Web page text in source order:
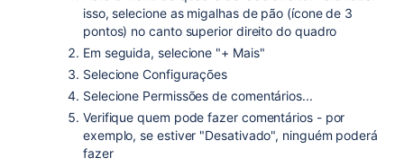
isso, selecione as migalhas de pão (ícone de 3
pontos) no canto superior direito do quadro
Em seguida, selecione "+ Mais"
Selecione Configurações
Selecione Permissões de comentários...
Verifique quem pode fazer comentários - por
exemplo, se estiver "Desativado", ninguém poderá
fazer